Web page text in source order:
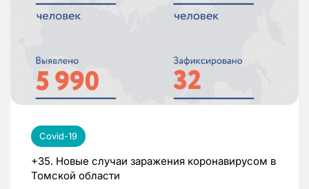
Covid-19
+35. Новые случаи заражения коронавирусом в
Томской области